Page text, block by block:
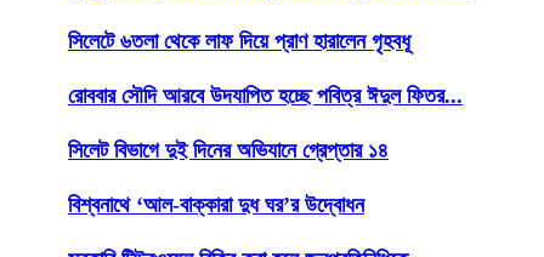
সিলেটে ৬তলা থেকে লাফ দিয়ে প্রাণ হারালেন গৃহবধূ
রোববার সৌদি আরবে উদযাপিত হচ্ছে পবিত্র ঈদুল ফিতর...
সিলেট বিভাগে দুই দিনের অভিযানে গ্রেপ্তার ১৪
বিশ্বনাথে ‘আল-বাক্কারা দুধ ঘর’র উদ্বোধন